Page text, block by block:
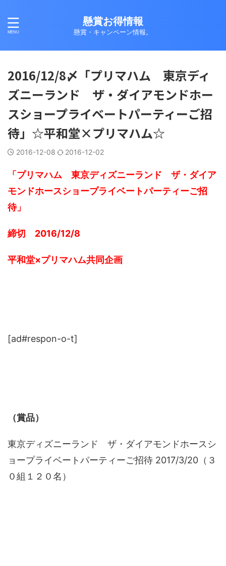
懸賞お得情報
懸賞・キャンペーン情報。
2016/12/8〆「プリマハム 東京ディ
ズニーランド ザ・ダイアモンドホー
スショープライベートパーティーご招
待」☆平和堂×プリマハム☆
2016-12-08 2016-12-02
「プリマハム 東京ディズニーランド ザ・ダイア
モンドホースショープライベートパーティーご招
待」
締切 2016/12/8
平和堂×プリマハム共同企画
[ad#respon-o-t]
（賞品）
東京ディズニーランド ザ・ダイアモンドホースシ
ョープライベートパーティーご招待 2017/3/20（３
０組１２０名）